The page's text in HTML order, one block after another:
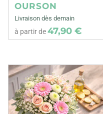
OURSON
Livraison dès demain
à partir de47,90 €